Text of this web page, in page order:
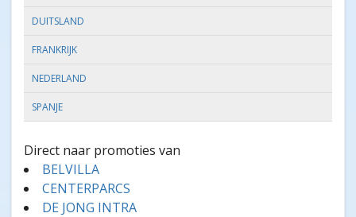
DUITSLAND
FRANKRIJK
NEDERLAND
SPANJE
Direct naar promoties van
BELVILLA
CENTERPARCS
DE JONG INTRA